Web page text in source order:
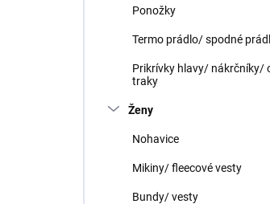
Ponožky
Termo prádlo/ spodné
Prikrívky hlavy/ nákrčníky/
traky
Ženy
Nohavice
Mikiny/ fleecové vesty
Bundy/ vesty